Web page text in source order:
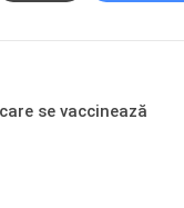
se vaccinează